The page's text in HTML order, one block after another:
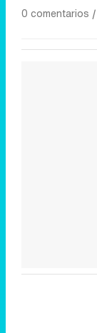
0 comentarios |